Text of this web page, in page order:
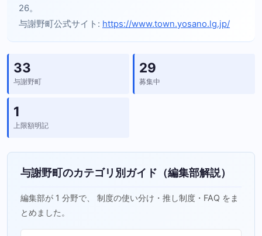
26。
与謝野町公式サイト: https://www.town.yosano.lg.jp/
33
与謝野町
29
募集中
1
上限額明記
与謝野町のカテゴリ別ガイド（編集部解説）
編集部が 1 分野で、 制度の使い分け・推し制度・FAQ をま
とめました。